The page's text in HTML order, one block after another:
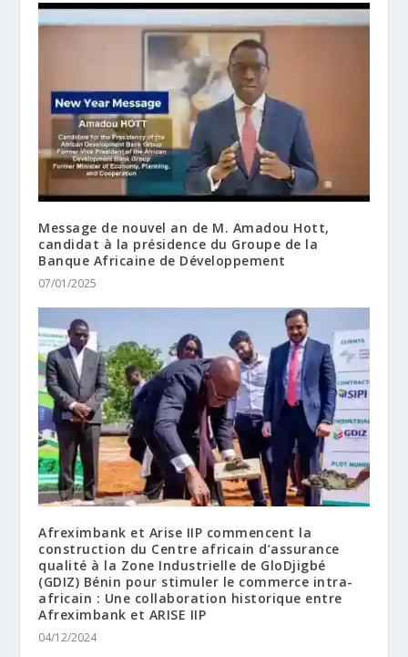
Message de nouvel an de M. Amadou Hott,
candidat à la présidence du Groupe de la
Banque Africaine de Développement
07/01/2025
Afreximbank et Arise IIP commencent la
construction du Centre africain d’assurance
qualité à la Zone Industrielle de GloDjigbé
(GDIZ) Bénin pour stimuler le commerce intra-
africain : Une collaboration historique entre
Afreximbank et ARISE IIP
04/12/2024